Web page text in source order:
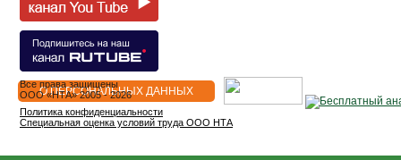
О ПЕРСОНАЛЬНЫХ ДАННЫХ
Все права защищены
OOO «НТА» 2005 - 2026
Политика конфиденциальности
Специальная оценка условий труда ООО НТА